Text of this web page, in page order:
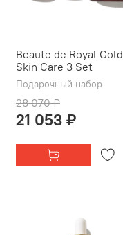
Beaute de Royal Gold
Skin Care 3 Set
Подарочный набор
28 070 ₽
21 053 ₽